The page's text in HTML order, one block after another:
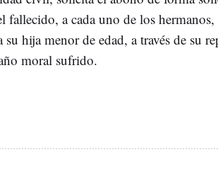
fallecido, a cada uno de los
hija menor de edad, a través de su
moral sufrido.